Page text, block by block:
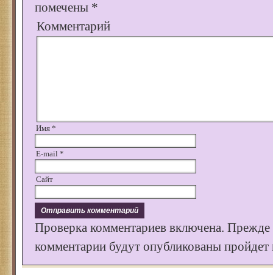
помечены *
Комментарий
Имя *
E-mail *
Сайт
Проверка комментариев включена.
комментарии будут опубликованы пройдет